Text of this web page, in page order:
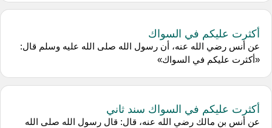
أكثرت عليكم في السواك
عن أنس رضي الله عنه، أن رسول الله صلى الله عليه وسلم قال:
«أكثرت عليكم في السواك»
أكثرت عليكم في السواك سند ثاني
عن أنس بن مالك رضي الله عنه، قال: قال رسول الله صلى الله